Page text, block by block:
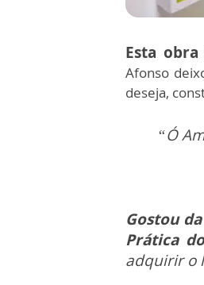
Esta
Afonso
deseja,
“Ó
Gostou
Prática
adquirir o